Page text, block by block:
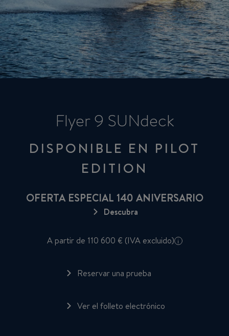
Flyer 9 SUNdeck
DISPONIBLE EN PILOT
EDITION
OFERTA ESPECIAL 140 ANIVERSARIO
Descubra
A partir de 110 600 € (IVA excluido) i
Reservar una prueba
Ver el folleto electrónico